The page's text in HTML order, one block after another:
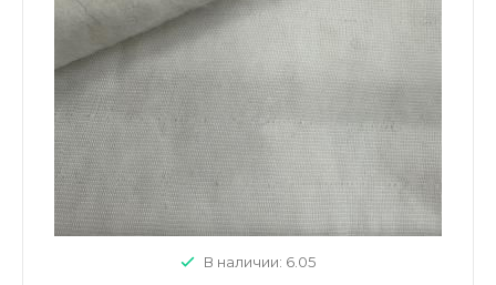
В наличии: 6.05